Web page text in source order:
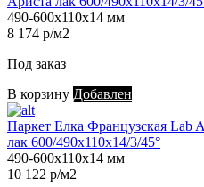
490-600х110х14 мм
8 174 р/м2
Под заказ
В корзину Добавлен
Паркет Елка Французская Lab
лак 600/490х110х14/3/45°
490-600х110х14 мм
10 122 р/м2